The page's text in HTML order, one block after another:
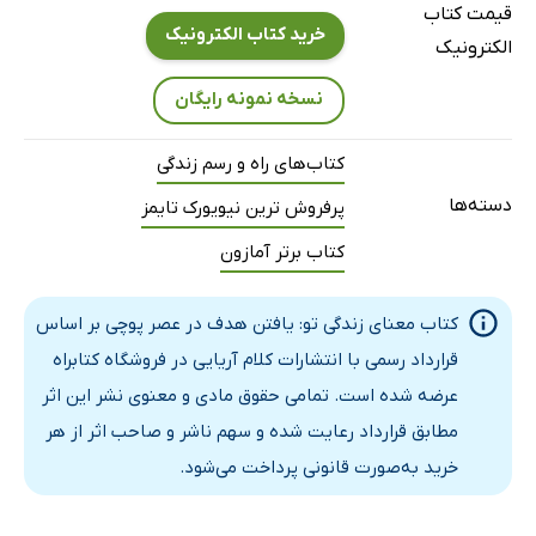
فصل چهارم: سه سوال مهمی که باید بپرسید
راهِ بدون مسیر
چرا چیزها در زندگی من آن‌گونه که هستند رخ می‌دهند؟
چرا در این مسیر حرکت میکنم؟
چرا زندگی من اهمیت دارد؟
فصل پنجم: قلبت را ببخش
نردبانِ عشق
مغزهایی که برای عشق ساخته شده‌اند
افسردگی عشق
شبیه‌سازی عشق
ریسک و طرد شدن
قیمت کتاب
الکترونیک
خرید کتاب الکترونیک
نسخه نمونه رایگان
دسته‌ها
کتاب‌های راه و رسم زندگی
پرفروش ترین نیویورک تایمز
کتاب برتر آمازون
کتاب معنای زندگی تو: یافتن هدف در عصر پوچی بر اساس
قرارداد رسمی با انتشارات کلام آریایی در فروشگاه کتابراه
عرضه شده است. تمامی حقوق مادی و معنوی نشر این اثر
مطابق قرارداد رعایت شده و سهم ناشر و صاحب اثر از هر
خرید به‌صورت قانونی پرداخت می‌شود.